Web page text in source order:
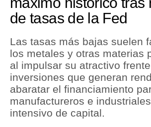
Mercados
Política
Tu Dinero
Finanzas Personales
Inmobiliarias
de tasas de la Fed
Las tasas más bajas suelen
los metales y otras materias
al impulsar su atractivo
inversiones que generan
abaratar el financiamiento
manufactureros e
intensivo de capital.